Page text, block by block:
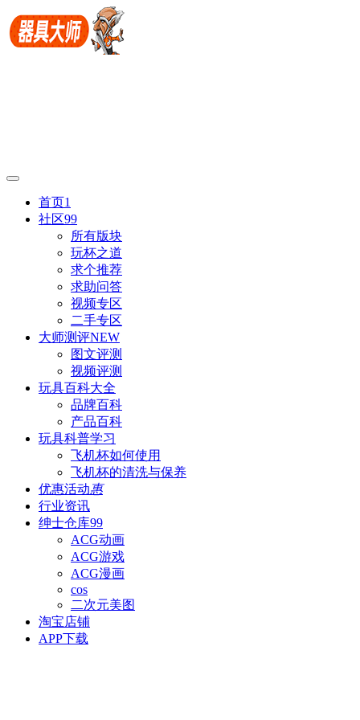
首页1
社区99
所有版块
玩杯之道
求个推荐
求助问答
视频专区
二手专区
大师测评NEW
图文评测
视频评测
玩具百科大全
品牌百科
产品百科
玩具科普学习
飞机杯如何使用
飞机杯的清洗与保养
优惠活动惠
行业资讯
绅士仓库99
ACG动画
ACG游戏
ACG漫画
cos
二次元美图
淘宝店铺
APP下载